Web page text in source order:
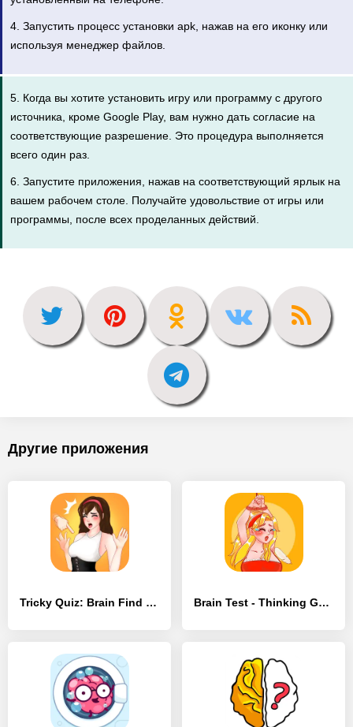
4. Запустить процесс установки apk, нажав на его иконку или
используя менеджер файлов.
5. Когда вы хотите установить игру или программу с другого
источника, кроме Google Play, вам нужно дать согласие на
соответствующие разрешение. Это процедура выполняется
всего один раз.
6. Запустите приложения, нажав на соответствующий ярлык на
вашем рабочем столе. Получайте удовольствие от игры или
программы, после всех проделанных действий.
Другие приложения
Tricky Quiz: Brain Find Puzzle - [MOD Много денег] Brain Test - Thinking Game - [MOD Бесконечные деньги]